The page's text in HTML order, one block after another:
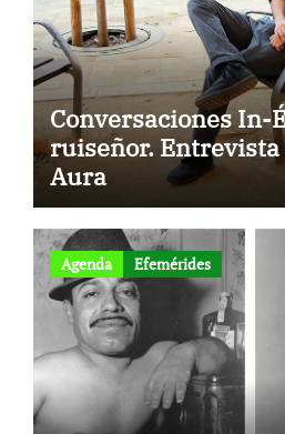
Conversaciones In-
ruiseñor. Entrevista
Aura
Agenda Efemérides